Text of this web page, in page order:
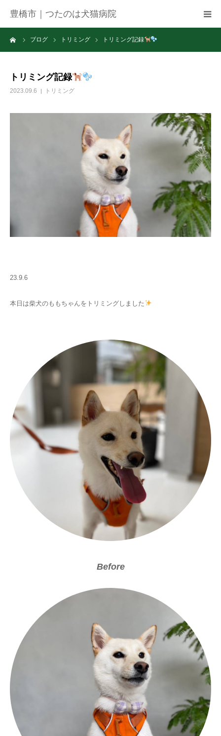
豊橋市｜つたのは犬猫病院
ブログ トリミング トリミング記録
トリミング記録
2023.09.6 トリミング
23.9.6
本日は柴犬のももちゃんをトリミングしました
Before
病院紹介